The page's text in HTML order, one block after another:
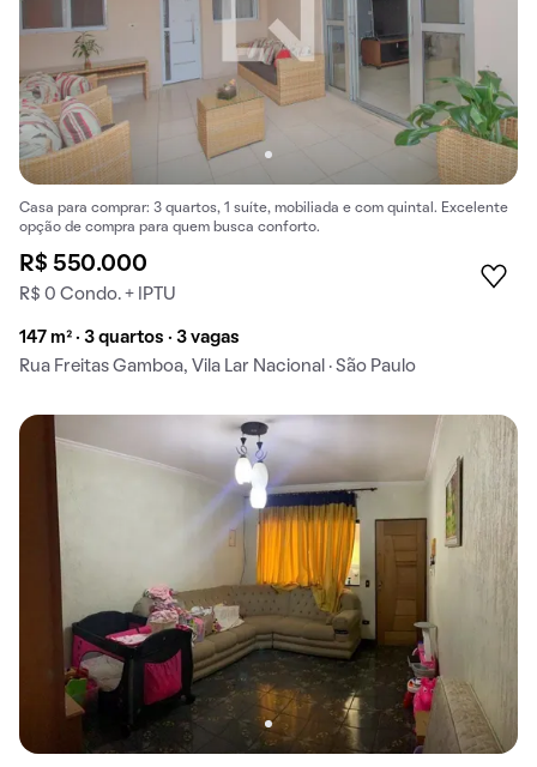
Casa para comprar: 3 quartos, 1 suíte, mobiliada e com quintal. Excelente
opção de compra para quem busca conforto.
R$ 550.000
R$ 0 Condo. + IPTU
147 m² · 3 quartos · 3 vagas
Rua Freitas Gamboa, Vila Lar Nacional · São Paulo